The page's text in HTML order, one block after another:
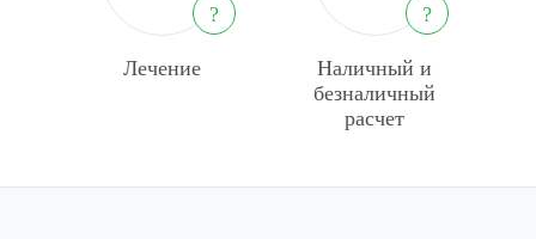
?
Лечение
?
Наличный и
безналичный
расчет